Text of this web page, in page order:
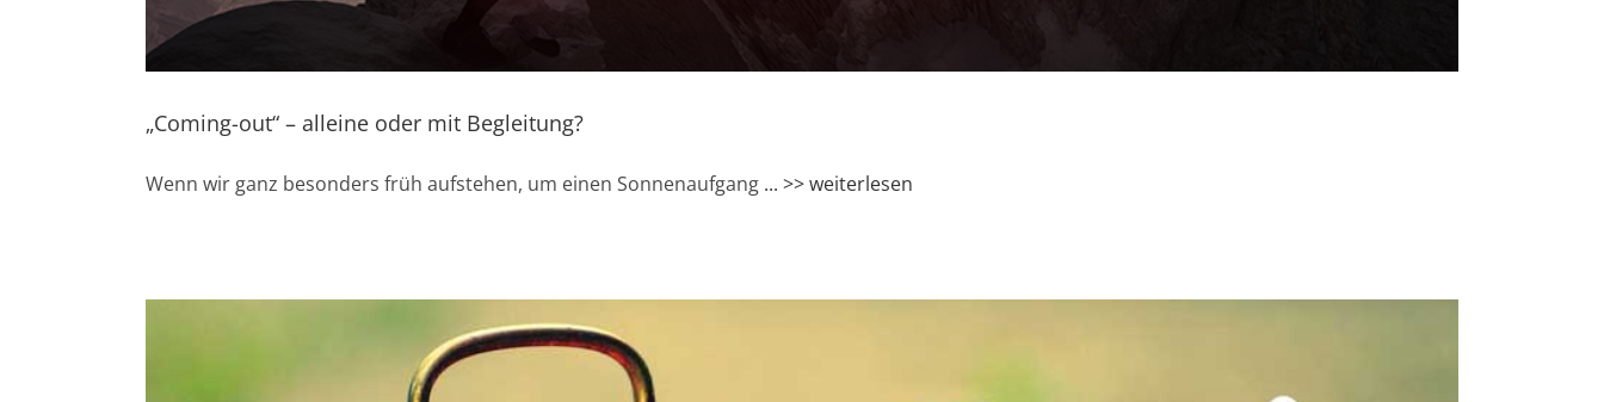
„Coming-out“ – alleine oder mit Begleitung?
Wenn wir ganz besonders früh aufstehen, um einen Sonnenaufgang ... >> weiterlesen